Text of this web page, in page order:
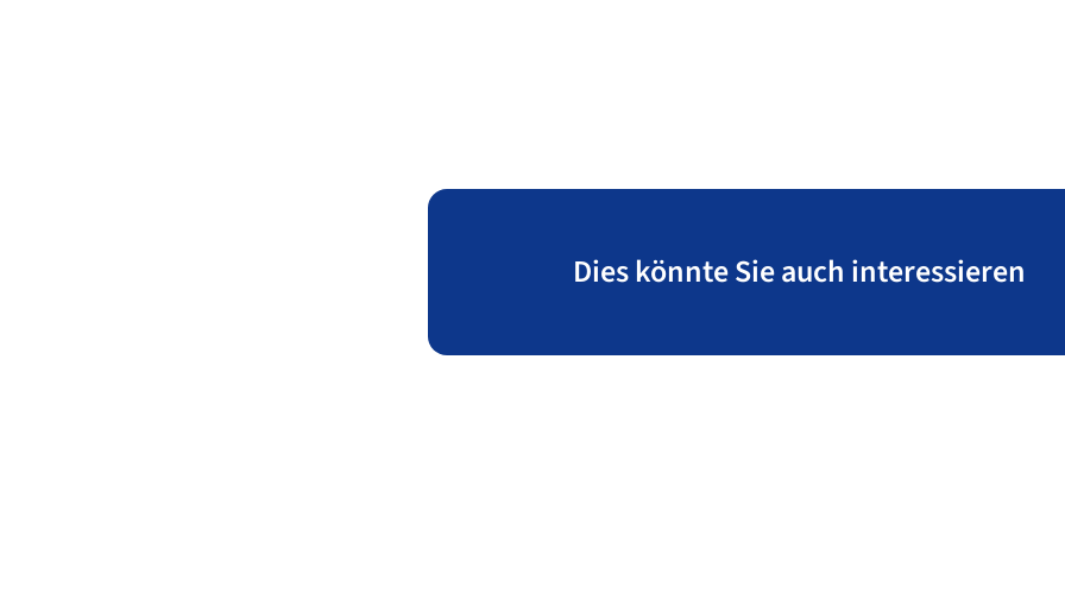
Dies könnte Sie auch interessieren